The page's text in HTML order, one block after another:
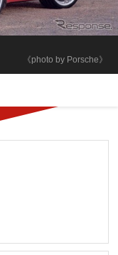
《photo by Porsche》